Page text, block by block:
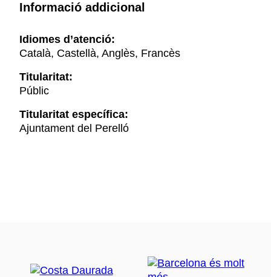
Informació addicional
Idiomes d’atenció:
Català, Castellà, Anglès, Francès
Titularitat:
Públic
Titularitat específica:
Ajuntament del Perelló